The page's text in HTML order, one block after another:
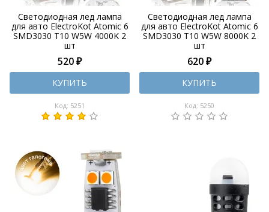
Светодиодная лед лампа
для авто ElectroKot Atomic 6
SMD3030 T10 W5W 4000K 2
шт
520 ₽
КУПИТЬ
Код: 5251
Светодиодная лед лампа
для авто ElectroKot Atomic 6
SMD3030 T10 W5W 8000K 2
шт
620 ₽
КУПИТЬ
Код: 5250